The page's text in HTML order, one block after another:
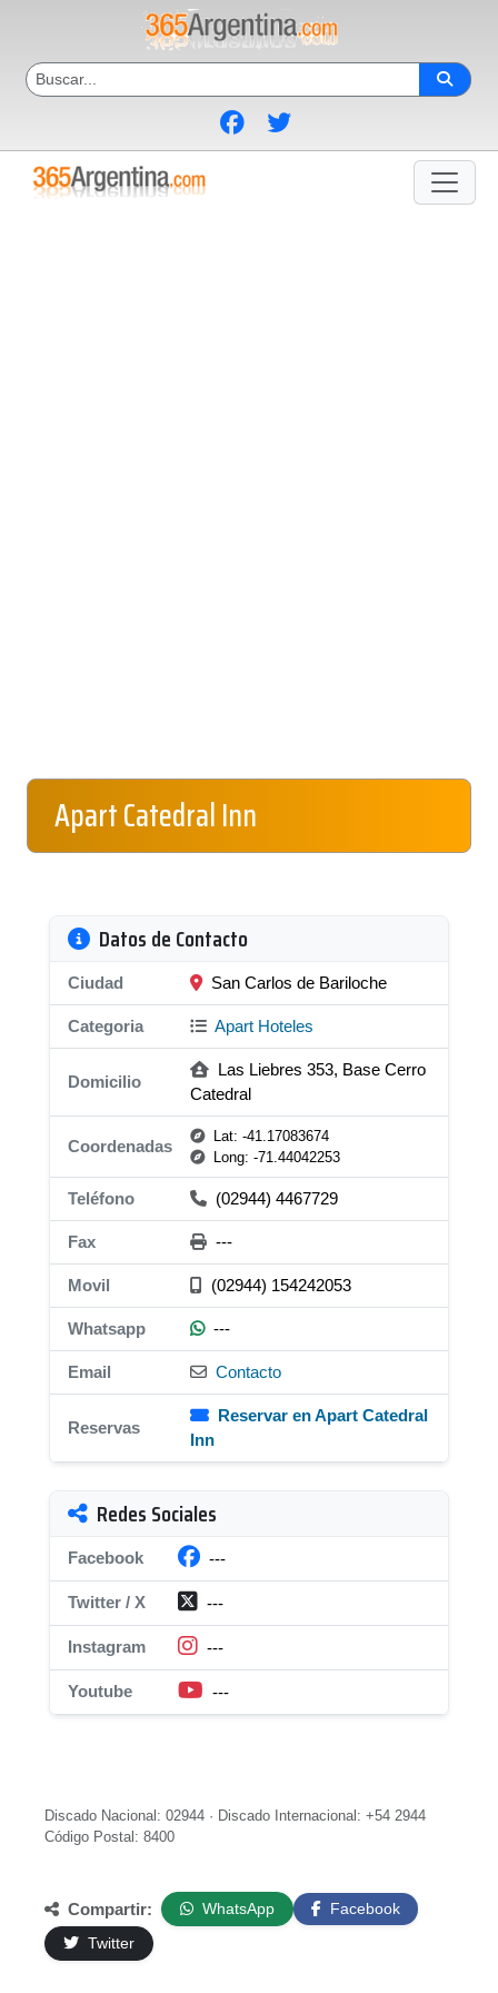
Apart Catedral Inn
Datos de Contacto
Ciudad San Carlos de Bariloche
Categoria Apart Hoteles
Domicilio
Las Liebres 353, Base Cerro
Catedral
Coordenadas
Lat: -41.17083674
Long: -71.44042253
Teléfono (02944) 4467729
Fax ---
Movil (02944) 154242053
Whatsapp ---
Email Contacto
Reservas
Reservar en Apart Catedral
Inn
Redes Sociales
Facebook ---
Twitter / X ---
Instagram ---
Youtube ---
Discado Nacional: 02944 · Discado Internacional: +54 2944
Código Postal: 8400
Compartir: WhatsApp
Facebook
Twitter